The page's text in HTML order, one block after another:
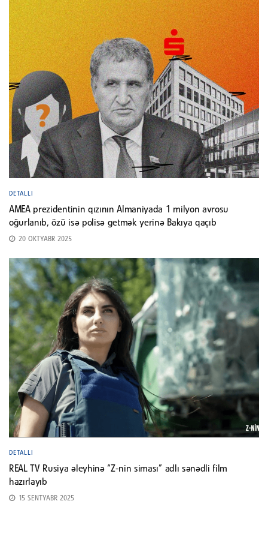
DETALLI
AMEA prezidentinin qızının Almaniyada 1 milyon avrosu
oğurlanıb, özü isə polisə getmək yerinə Bakıya qaçıb
20 OKTYABR 2025
DETALLI
REAL TV Rusiya əleyhinə “Z-nin siması” adlı sənədli film
hazırlayıb
15 SENTYABR 2025